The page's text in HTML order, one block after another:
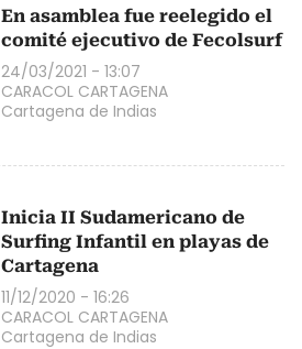
En asamblea fue reelegido el
comité ejecutivo de Fecolsurf
24/03/2021 - 13:07
CARACOL CARTAGENA
Cartagena de Indias
Inicia II Sudamericano de
Surfing Infantil en playas de
Cartagena
11/12/2020 - 16:26
CARACOL CARTAGENA
Cartagena de Indias